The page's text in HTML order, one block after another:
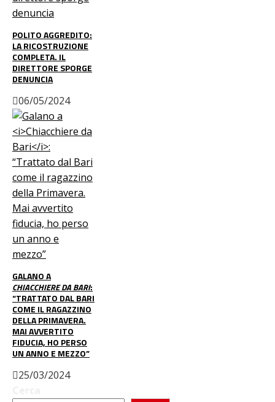
POLITO AGGREDITO:
LA RICOSTRUZIONE
COMPLETA. IL
DIRETTORE SPORGE
DENUNCIA
06/05/2024
GALANO A
CHIACCHIERE DA BARI:
“TRATTATO DAL BARI
COME IL RAGAZZINO
DELLA PRIMAVERA.
MAI AVVERTITO
FIDUCIA, HO PERSO
UN ANNO E MEZZO”
25/03/2024